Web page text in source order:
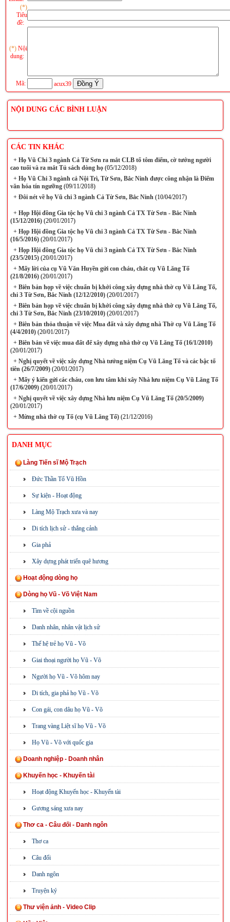
(*)
Tiêu
đề:
(*) Nội
dung:
Mã: acux39
NỘI DUNG CÁC BÌNH LUẬN
CÁC TIN KHÁC
+Họ Vũ Chi 3 ngành Cả Từ Sơn ra mắt CLB tổ tôm điếm, cờ tướng người
cao tuổi và ra mắt Tủ sách dòng họ(05/12/2018)
+Họ Vũ Chi 3 ngành cả Nội Trì, Từ Sơn, Bắc Ninh được công nhận là Điểm
văn hóa tín ngưỡng(09/11/2018)
+Đôi nét về họ Vũ chi 3 ngành Cả Từ Sơn, Bắc Ninh(10/04/2017)
+Họp Hội đồng Gia tộc họ Vũ chi 3 ngành Cả TX Từ Sơn - Bắc Ninh
(15/12/2016)(20/01/2017)
+Họp Hội đồng Gia tộc họ Vũ chi 3 ngành Cả TX Từ Sơn - Bắc Ninh
(16/5/2016)(20/01/2017)
+Họp Hội đồng Gia tộc họ Vũ chi 3 ngành Cả TX Từ Sơn - Bắc Ninh
(23/5/2015)(20/01/2017)
+Mấy lời của cụ Vũ Văn Huyền gửi con cháu, chắt cụ Vũ Lăng Tố
(21/8/2016)(20/01/2017)
+Biên bản họp về việc chuẩn bị khởi công xây dựng nhà thờ cụ Vũ Lăng Tố,
chi 3 Từ Sơn, Bắc Ninh (12/12/2010)(20/01/2017)
+Biên bản họp về việc chuẩn bị khởi công xây dựng nhà thờ cụ Vũ Lăng Tố,
chi 3 Từ Sơn, Bắc Ninh (23/10/2010)(20/01/2017)
+Biên bản thỏa thuận về việc Mua đất và xây dựng nhà Thờ cụ Vũ Lăng Tố
(4/4/2010)(20/01/2017)
+Biên bản về việc mua đất để xây dựng nhà thờ cụ Vũ Lăng Tố (16/1/2010)
(20/01/2017)
+Nghị quyết về việc xây dựng Nhà tưởng niệm Cụ Vũ Lăng Tố và các bậc tổ
tiên (26/7/2009)(20/01/2017)
+Mấy ý kiến gửi các cháu, con lưu tâm khi xây Nhà lưu niệm Cụ Vũ Lăng Tố
(17/6/2009)(20/01/2017)
+Nghị quyết về việc xây dựng Nhà lưu niệm Cụ Vũ Lăng Tố (20/5/2009)
(20/01/2017)
+Mừng nhà thờ cụ Tổ (cụ Vũ Lăng Tố)(21/12/2016)
DANH MỤC
Làng Tiến sĩ Mộ Trạch
Đức Thần Tổ Vũ Hồn
Sự kiện - Hoạt động
Làng Mộ Trạch xưa và nay
Di tích lịch sử - thắng cảnh
Gia phả
Xây dựng phát triển quê hương
Hoạt động dòng họ
Dòng họ Vũ - Võ Việt Nam
Tìm về cội nguồn
Danh nhân, nhân vật lịch sử
Thế hệ trẻ họ Vũ - Võ
Giai thoại người họ Vũ - Võ
Người họ Vũ - Võ hôm nay
Di tích, gia phả họ Vũ - Võ
Con gái, con dâu họ Vũ - Võ
Trang vàng Liệt sĩ họ Vũ - Võ
Họ Vũ - Võ với quốc gia
Doanh nghiệp - Doanh nhân
Khuyến học - Khuyến tài
Hoạt động Khuyến học - Khuyến tài
Gương sáng xưa nay
Thơ ca - Câu đối - Danh ngôn
Thơ ca
Câu đối
Danh ngôn
Truyện ký
Thư viện ảnh - Video Clip